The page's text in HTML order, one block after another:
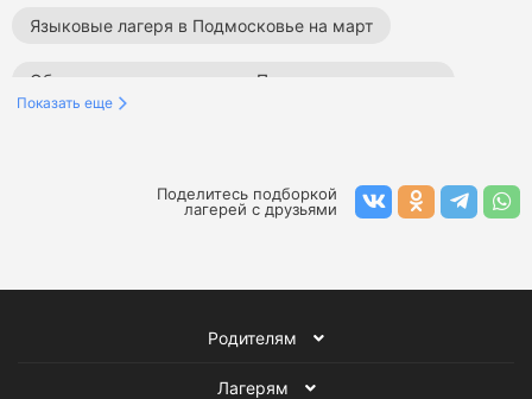
Языковые лагеря в Подмосковье на март
Образовательные лагеря в Подмосковье на март
Английские лагеря в Подмосковье на март
Спортивные лагеря на март
Показать еще
Поделитесь подборкой
лагерей с друзьями
Родителям
Лагерям